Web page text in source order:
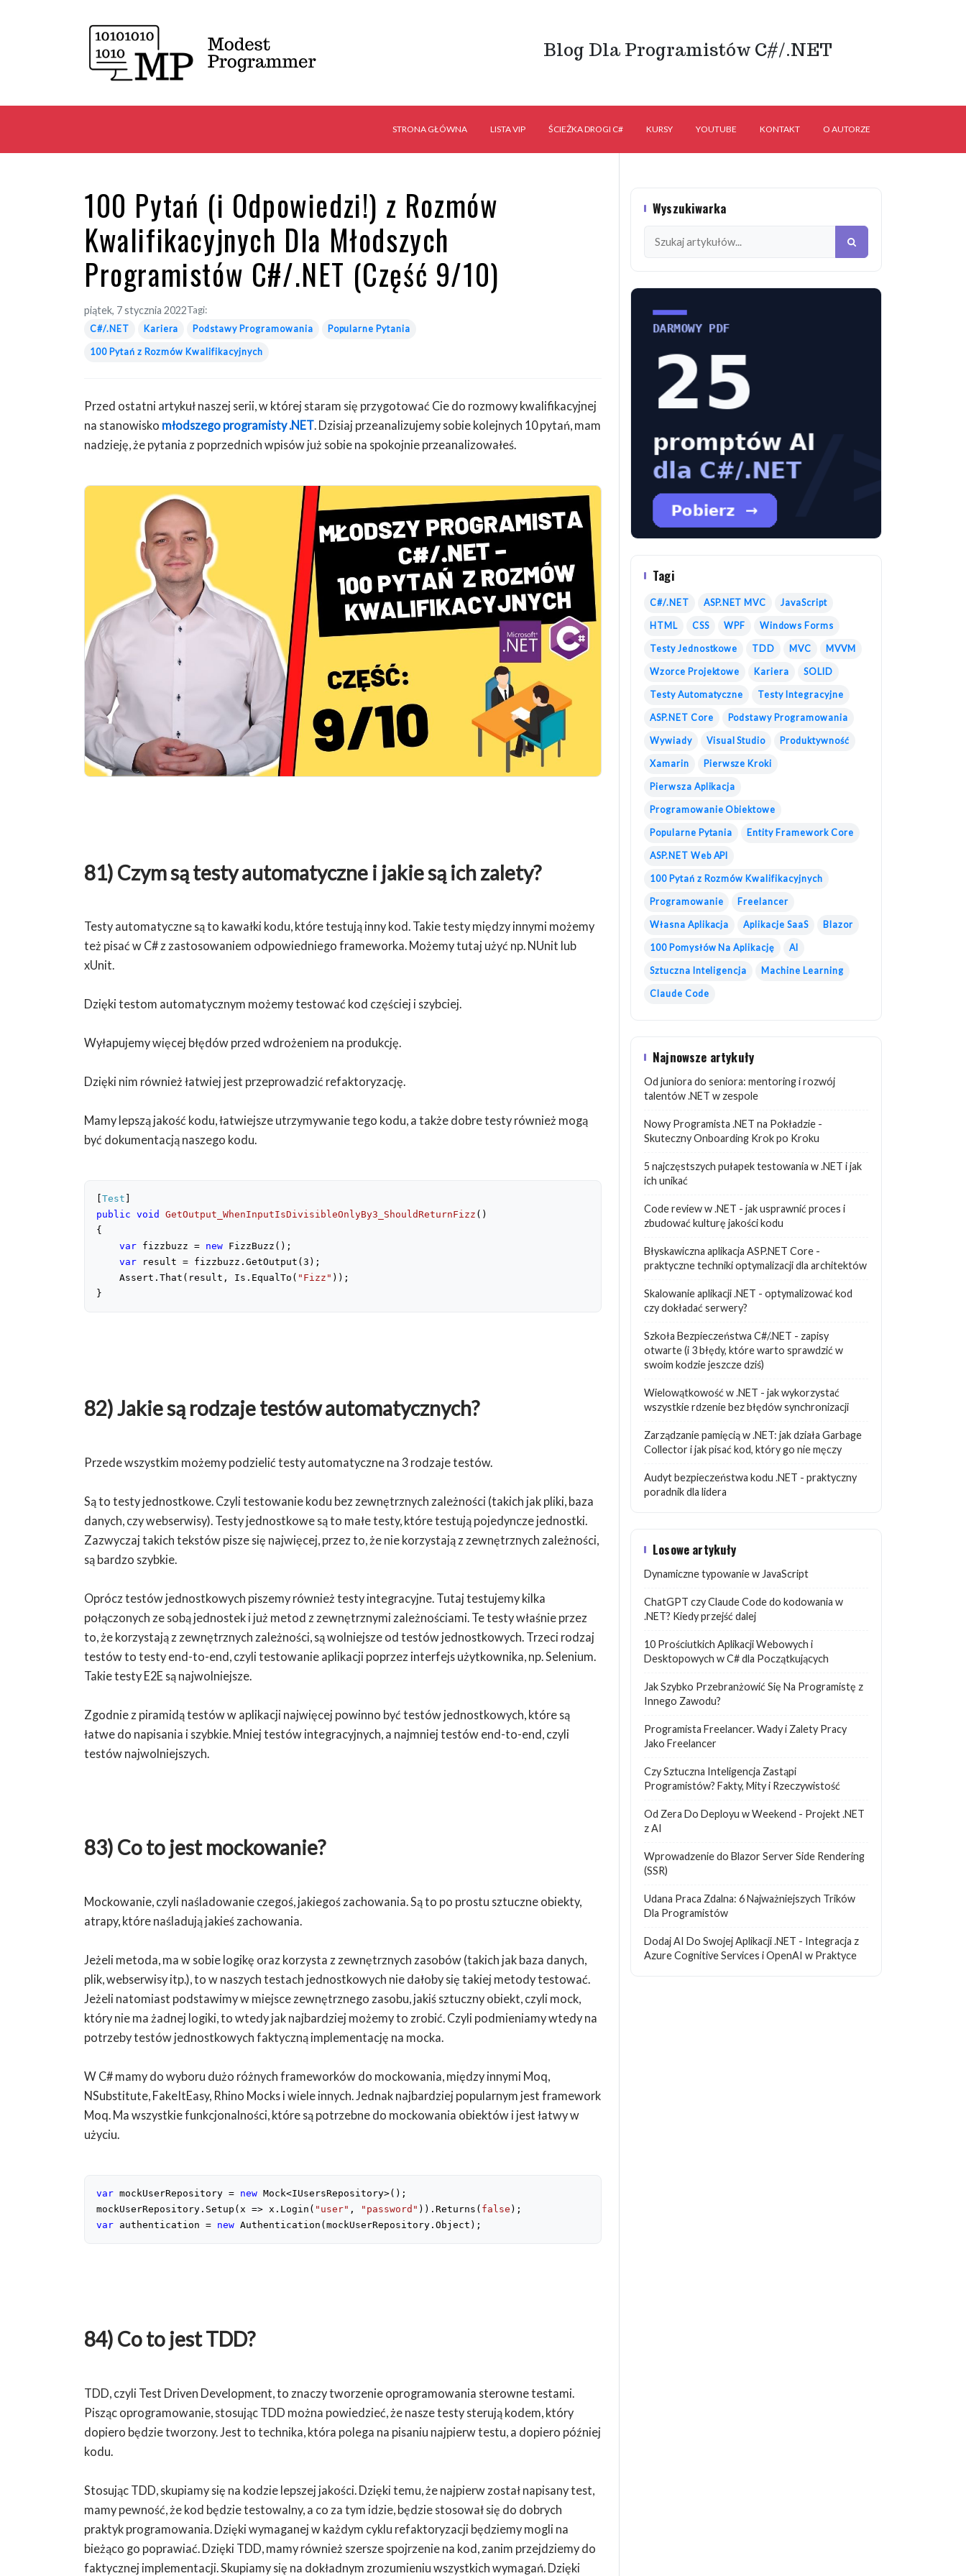
Blog Dla Programistów C#/.NET
STRONA GŁÓWNA LISTA VIP ŚCIEŻKA DROGI C# KURSY YOUTUBE KONTAKT O AUTORZE
100 Pytań (i Odpowiedzi!) z Rozmów
Kwalifikacyjnych Dla Młodszych
Programistów C#/.NET (Część 9/10)
piątek, 7 stycznia 2022Tagi:
C#/.NET Kariera Podstawy Programowania Popularne Pytania
100 Pytań z Rozmów Kwalifikacyjnych
Przed ostatni artykuł naszej serii, w której staram się przygotować Cie do rozmowy kwalifikacyjnej
na stanowisko młodszego programisty .NET. Dzisiaj przeanalizujemy sobie kolejnych 10 pytań, mam
nadzieję, że pytania z poprzednich wpisów już sobie na spokojnie przeanalizowałeś.
81) Czym są testy automatyczne i jakie są ich zalety?
Testy automatyczne są to kawałki kodu, które testują inny kod. Takie testy między innymi możemy
też pisać w C# z zastosowaniem odpowiedniego frameworka. Możemy tutaj użyć np. NUnit lub
xUnit.
Dzięki testom automatycznym możemy testować kod częściej i szybciej.
Wyłapujemy więcej błędów przed wdrożeniem na produkcję.
Dzięki nim również łatwiej jest przeprowadzić refaktoryzację.
Mamy lepszą jakość kodu, łatwiejsze utrzymywanie tego kodu, a także dobre testy również mogą
być dokumentacją naszego kodu.
Test
public void GetOutput_WhenInputIsDivisibleOnlyBy3_ShouldReturnFizz (
{
var fizzbuzz = new FizzBuzz();
var result = fizzbuzz.GetOutput( 3 );
    Assert.That(result, Is.EqualTo(
"Fizz" ));
}
82) Jakie są rodzaje testów automatycznych?
Przede wszystkim możemy podzielić testy automatyczne na 3 rodzaje testów.
Są to testy jednostkowe. Czyli testowanie kodu bez zewnętrznych zależności (takich jak pliki, baza
danych, czy webserwisy). Testy jednostkowe są to małe testy, które testują pojedyncze jednostki.
Zazwyczaj takich tekstów pisze się najwięcej, przez to, że nie korzystają z zewnętrznych zależności,
są bardzo szybkie.
Oprócz testów jednostkowych piszemy również testy integracyjne. Tutaj testujemy kilka
połączonych ze sobą jednostek i już metod z zewnętrznymi zależnościami. Te testy właśnie przez
to, że korzystają z zewnętrznych zależności, są wolniejsze od testów jednostkowych. Trzeci rodzaj
testów to testy end-to-end, czyli testowanie aplikacji poprzez interfejs użytkownika, np. Selenium.
Takie testy E2E są najwolniejsze.
Zgodnie z piramidą testów w aplikacji najwięcej powinno być testów jednostkowych, które są
łatwe do napisania i szybkie. Mniej testów integracyjnych, a najmniej testów end-to-end, czyli
testów najwolniejszych.
83) Co to jest mockowanie?
Mockowanie, czyli naśladowanie czegoś, jakiegoś zachowania. Są to po prostu sztuczne obiekty,
atrapy, które naśladują jakieś zachowania.
Jeżeli metoda, ma w sobie logikę oraz korzysta z zewnętrznych zasobów (takich jak baza danych,
plik, webserwisy itp.), to w naszych testach jednostkowych nie dałoby się takiej metody testować.
Jeżeli natomiast podstawimy w miejsce zewnętrznego zasobu, jakiś sztuczny obiekt, czyli mock,
który nie ma żadnej logiki, to wtedy jak najbardziej możemy to zrobić. Czyli podmieniamy wtedy na
potrzeby testów jednostkowych faktyczną implementację na mocka.
W C# mamy do wyboru dużo różnych frameworków do mockowania, między innymi Moq,
NSubstitute, FakeItEasy, Rhino Mocks i wiele innych. Jednak najbardziej popularnym jest framework
Moq. Ma wszystkie funkcjonalności, które są potrzebne do mockowania obiektów i jest łatwy w
użyciu.
var mockUserRepository = new Mock<IUsersRepository>();
mockUserRepository.Setup(x => x.Login( "user" , "password" )).Returns( false
var authentication = new Authentication(mockUserRepository.Object);
84) Co to jest TDD?
TDD, czyli Test Driven Development, to znaczy tworzenie oprogramowania sterowne testami.
Pisząc oprogramowanie, stosując TDD można powiedzieć, że nasze testy sterują kodem, który
dopiero będzie tworzony. Jest to technika, która polega na pisaniu najpierw testu, a dopiero później
kodu.
Stosując TDD, skupiamy się na kodzie lepszej jakości. Dzięki temu, że najpierw został napisany test,
mamy pewność, że kod będzie testowalny, a co za tym idzie, będzie stosował się do dobrych
praktyk programowania. Dzięki wymaganej w każdym cyklu refaktoryzacji będziemy mogli na
bieżąco go poprawiać. Dzięki TDD, mamy również szersze spojrzenie na kod, zanim przejdziemy do
faktycznej implementacji. Skupiamy się na dokładnym zrozumieniu wszystkich wymagań. Dzięki
Wyszukiwarka
Tagi
C#/.NET ASP.NET MVC JavaScript
HTML CSS WPF Windows Forms
Testy Jednostkowe TDD MVC MVVM
Wzorce Projektowe Kariera SOLID
Testy Automatyczne Testy Integracyjne
ASP.NET Core Podstawy Programowania
Wywiady Visual Studio Produktywność
Xamarin Pierwsze Kroki
Pierwsza Aplikacja
Programowanie Obiektowe
Popularne Pytania Entity Framework Core
ASP.NET Web API
100 Pytań z Rozmów Kwalifikacyjnych
Programowanie Freelancer
Własna Aplikacja Aplikacje SaaS Blazor
100 Pomysłów Na Aplikację AI
Sztuczna Inteligencja Machine Learning
Claude Code
Najnowsze artykuły
Od juniora do seniora: mentoring i rozwój
talentów .NET w zespole
Nowy Programista .NET na Pokładzie -
Skuteczny Onboarding Krok po Kroku
5 najczęstszych pułapek testowania w .NET i jak
ich unikać
Code review w .NET - jak usprawnić proces i
zbudować kulturę jakości kodu
Błyskawiczna aplikacja ASP.NET Core -
praktyczne techniki optymalizacji dla architektów
Skalowanie aplikacji .NET - optymalizować kod
czy dokładać serwery?
Szkoła Bezpieczeństwa C#/.NET - zapisy
otwarte (i 3 błędy, które warto sprawdzić w
swoim kodzie jeszcze dziś)
Wielowątkowość w .NET - jak wykorzystać
wszystkie rdzenie bez błędów synchronizacji
Zarządzanie pamięcią w .NET: jak działa Garbage
Collector i jak pisać kod, który go nie męczy
Audyt bezpieczeństwa kodu .NET - praktyczny
poradnik dla lidera
Losowe artykuły
Dynamiczne typowanie w JavaScript
ChatGPT czy Claude Code do kodowania w
.NET? Kiedy przejść dalej
10 Prościutkich Aplikacji Webowych i
Desktopowych w C# dla Początkujących
Jak Szybko Przebranżowić Się Na Programistę z
Innego Zawodu?
Programista Freelancer. Wady i Zalety Pracy
Jako Freelancer
Czy Sztuczna Inteligencja Zastąpi
Programistów? Fakty, Mity i Rzeczywistość
Od Zera Do Deployu w Weekend - Projekt .NET
z AI
Wprowadzenie do Blazor Server Side Rendering
(SSR)
Udana Praca Zdalna: 6 Najważniejszych Trików
Dla Programistów
Dodaj AI Do Swojej Aplikacji .NET - Integracja z
Azure Cognitive Services i OpenAI w Praktyce